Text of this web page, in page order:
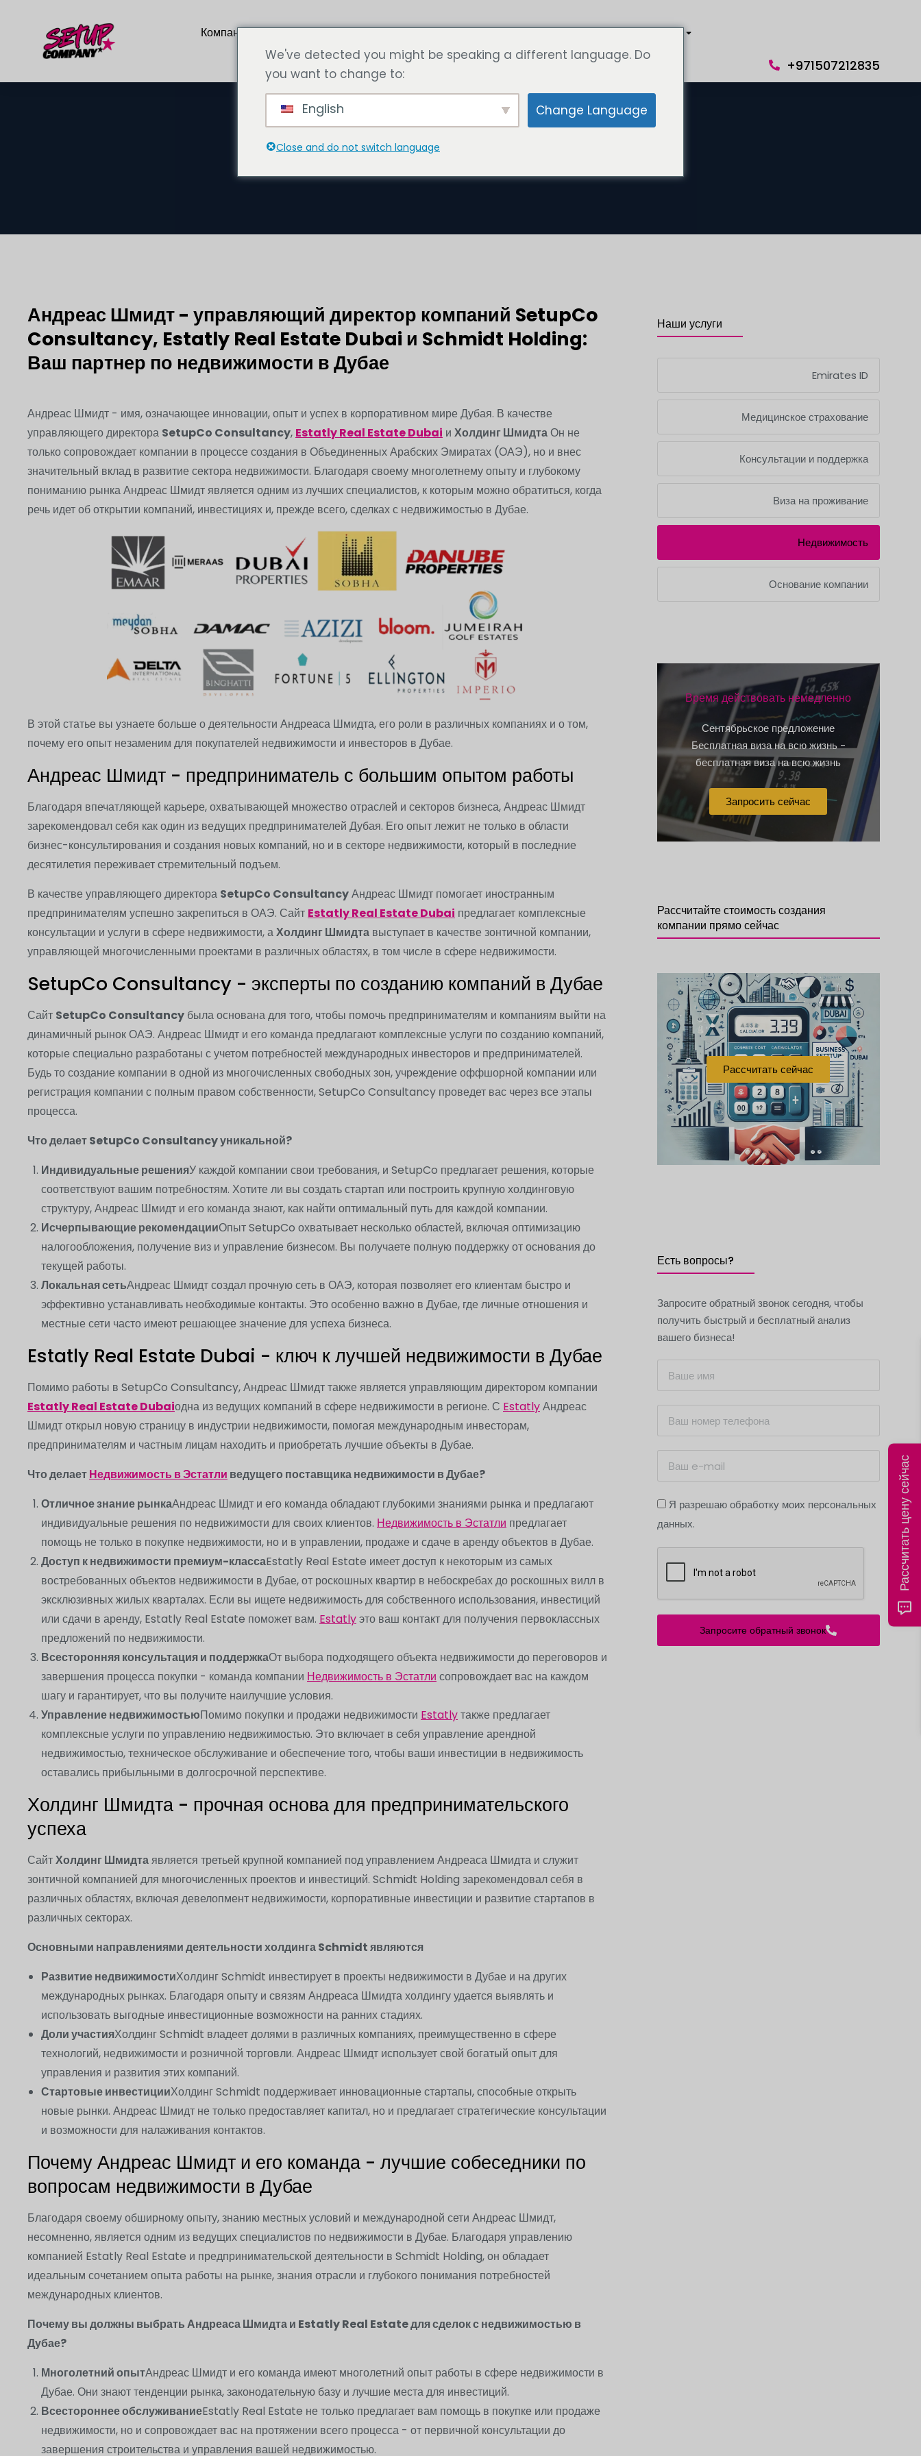
Компания Услуги Статья Рассчитайте цену сейчас Свяжитесь с нами Язык
+971507212835
Недвижимость
Андреас Шмидт - управляющий директор компаний SetupCo
Consultancy, Estatly Real Estate Dubai и Schmidt Holding:
Ваш партнер по недвижимости в Дубае
Андреас Шмидт - имя, означающее инновации, опыт и успех в корпоративном мире Дубая. В качестве
управляющего директора SetupCo Consultancy, Estatly Real Estate Dubai и Холдинг ШмидтаОн не
только сопровождает компании в процессе создания в Объединенных Арабских Эмиратах (ОАЭ), но и внес
значительный вклад в развитие сектора недвижимости. Благодаря своему многолетнему опыту и глубокому
пониманию рынка Андреас Шмидт является одним из лучших специалистов, к которым можно обратиться, когда
речь идет об открытии компаний, инвестициях и, прежде всего, сделках с недвижимостью в Дубае.
В этой статье вы узнаете больше о деятельности Андреаса Шмидта, его роли в различных компаниях и о том,
почему его опыт незаменим для покупателей недвижимости и инвесторов в Дубае.
Андреас Шмидт - предприниматель с большим опытом работы
Благодаря впечатляющей карьере, охватывающей множество отраслей и секторов бизнеса, Андреас Шмидт
зарекомендовал себя как один из ведущих предпринимателей Дубая. Его опыт лежит не только в области
бизнес-консультирования и создания новых компаний, но и в секторе недвижимости, который в последние
десятилетия переживает стремительный подъем.
В качестве управляющего директора SetupCo ConsultancyАндреас Шмидт помогает иностранным
предпринимателям успешно закрепиться в ОАЭ. Сайт Estatly Real Estate Dubai предлагает комплексные
консультации и услуги в сфере недвижимости, аХолдинг Шмидта выступает в качестве зонтичной компании,
управляющей многочисленными проектами в различных областях, в том числе в сфере недвижимости.
SetupCo Consultancy - эксперты по созданию компаний в Дубае
Сайт SetupCo Consultancy была основана для того, чтобы помочь предпринимателям и компаниям выйти на
динамичный рынок ОАЭ. Андреас Шмидт и его команда предлагают комплексные услуги по созданию компаний,
которые специально разработаны с учетом потребностей международных инвесторов и предпринимателей.
Будь то создание компании в одной из многочисленных свободных зон, учреждение оффшорной компании или
регистрация компании с полным правом собственности, SetupCo Consultancy проведет вас через все этапы
процесса.
Что делает SetupCo Consultancy уникальной?
Индивидуальные решенияУ каждой компании свои требования, и SetupCo предлагает решения, которые
соответствуют вашим потребностям. Хотите ли вы создать стартап или построить крупную холдинговую
структуру, Андреас Шмидт и его команда знают, как найти оптимальный путь для каждой компании.
Исчерпывающие рекомендацииОпыт SetupCo охватывает несколько областей, включая оптимизацию
налогообложения, получение виз и управление бизнесом. Вы получаете полную поддержку от основания до
текущей работы.
Локальная сетьАндреас Шмидт создал прочную сеть в ОАЭ, которая позволяет его клиентам быстро и
эффективно устанавливать необходимые контакты. Это особенно важно в Дубае, где личные отношения и
местные сети часто имеют решающее значение для успеха бизнеса.
Estatly Real Estate Dubai - ключ к лучшей недвижимости в Дубае
Помимо работы в SetupCo Consultancy, Андреас Шмидт также является управляющим директором компании
Estatly Real Estate Dubaiодна из ведущих компаний в сфере недвижимости в регионе. С EstatlyАндреас
Шмидт открыл новую страницу в индустрии недвижимости, помогая международным инвесторам,
предпринимателям и частным лицам находить и приобретать лучшие объекты в Дубае.
Что делаетНедвижимость в Эстатли ведущего поставщика недвижимости в Дубае?
Отличное знание рынкаАндреас Шмидт и его команда обладают глубокими знаниями рынка и предлагают
индивидуальные решения по недвижимости для своих клиентов. Недвижимость в Эстатли предлагает
помощь не только в покупке недвижимости, но и в управлении, продаже и сдаче в аренду объектов в Дубае.
Доступ к недвижимости премиум-классаEstatly Real Estate имеет доступ к некоторым из самых
востребованных объектов недвижимости в Дубае, от роскошных квартир в небоскребах до роскошных вилл в
эксклюзивных жилых кварталах. Если вы ищете недвижимость для собственного использования, инвестиций
или сдачи в аренду, Estatly Real Estate поможет вам. Estatlyэто ваш контакт для получения первоклассных
предложений по недвижимости.
Всесторонняя консультация и поддержкаОт выбора подходящего объекта недвижимости до переговоров и
завершения процесса покупки - команда компании Недвижимость в Эстатли сопровождает вас на каждом
шагу и гарантирует, что вы получите наилучшие условия.
Управление недвижимостьюПомимо покупки и продажи недвижимости Estatlyтакже предлагает
комплексные услуги по управлению недвижимостью. Это включает в себя управление арендной
недвижимостью, техническое обслуживание и обеспечение того, чтобы ваши инвестиции в недвижимость
оставались прибыльными в долгосрочной перспективе.
Холдинг Шмидта - прочная основа для предпринимательского
успеха
СайтХолдинг Шмидтаявляется третьей крупной компанией под управлением Андреаса Шмидта и служит
зонтичной компанией для многочисленных проектов и инвестиций. Schmidt Holding зарекомендовал себя в
различных областях, включая девелопмент недвижимости, корпоративные инвестиции и развитие стартапов в
различных секторах.
Основными направлениями деятельности холдинга Schmidt являются
Развитие недвижимостиХолдинг Schmidt инвестирует в проекты недвижимости в Дубае и на других
международных рынках. Благодаря опыту и связям Андреаса Шмидта холдингу удается выявлять и
использовать выгодные инвестиционные возможности на ранних стадиях.
Доли участияХолдинг Schmidt владеет долями в различных компаниях, преимущественно в сфере
технологий, недвижимости и розничной торговли. Андреас Шмидт использует свой богатый опыт для
управления и развития этих компаний.
Стартовые инвестицииХолдинг Schmidt поддерживает инновационные стартапы, способные открыть
новые рынки. Андреас Шмидт не только предоставляет капитал, но и предлагает стратегические консультации
и возможности для налаживания контактов.
Почему Андреас Шмидт и его команда - лучшие собеседники по
вопросам недвижимости в Дубае
Благодаря своему обширному опыту, знанию местных условий и международной сети Андреас Шмидт,
несомненно, является одним из ведущих специалистов по недвижимости в Дубае. Благодаря управлению
компанией Estatly Real Estate и предпринимательской деятельности в Schmidt Holding, он обладает
идеальным сочетанием опыта работы на рынке, знания отрасли и глубокого понимания потребностей
международных клиентов.
Почему вы должны выбрать Андреаса Шмидта и Estatly Real Estate для сделок с недвижимостью в
Дубае?
Многолетний опытАндреас Шмидт и его команда имеют многолетний опыт работы в сфере недвижимости в
Дубае. Они знают тенденции рынка, законодательную базу и лучшие места для инвестиций.
Всестороннее обслуживаниеEstatly Real Estate не только предлагает вам помощь в покупке или продаже
недвижимости, но и сопровождает вас на протяжении всего процесса - от первичной консультации до
завершения строительства и управления вашей недвижимостью.
Наши услуги
Emirates ID
Медицинское страхование
Консультации и поддержка
Виза на проживание
Недвижимость
Основание компании
Время действовать немедленно
Сентябрьское предложение
Бесплатная виза на всю жизнь -
бесплатная виза на всю жизнь
Запросить сейчас
Рассчитайте стоимость создания
компании прямо сейчас
Рассчитать сейчас
Есть вопросы?
Запросите обратный звонок сегодня, чтобы
получить быстрый и бесплатный анализ
вашего бизнеса!
Я разрешаю обработку моих персональных
данных.
Запросите обратный звонок
We've detected you might be speaking a different language. Do
you want to change to:
English Change Language
Close and do not switch language
Рассчитать цену сейчас